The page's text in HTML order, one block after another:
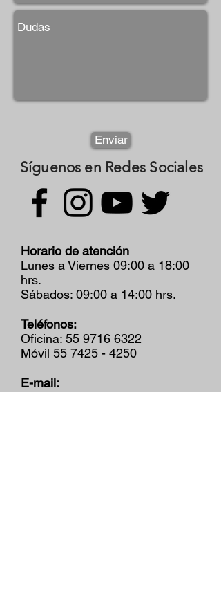
Enviar
Síguenos en Redes Sociales
Horario de atención
Lunes a Viernes 09:00 a 18:00
hrs.
Sábados: 09:00 a 14:00 hrs.
Teléfonos:
Oficina: 55 9716 6322
Móvil 55 7425 - 4250
E-mail: